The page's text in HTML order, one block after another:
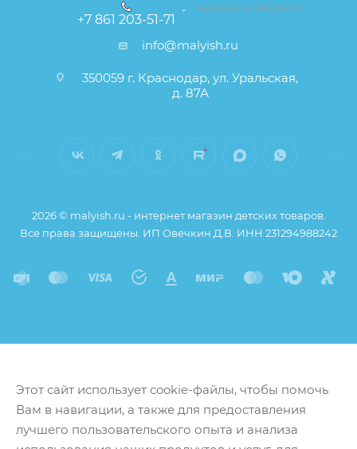
+7 861 203-51-71
ЗАКАЗАТЬ ЗВОНОК
info@malyish.ru
350059 г. Краснодар, ул. Уральская,
д. 87А
2026 © malyish.ru - интернет магазин детских товаров.
Все права защищены. ИП Овечкин Д.В. ИНН 231294988242
Этот сайт использует cookie-файлы, чтобы помочь
Вам в навигации, а также для предоставления
лучшего пользовательского опыта и анализа